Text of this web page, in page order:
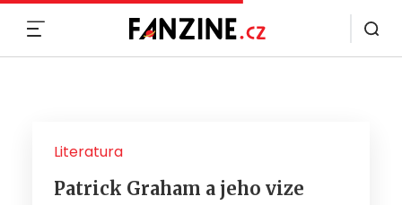
Literatura
Patrick Graham a jeho vize